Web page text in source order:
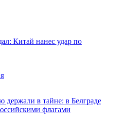
Китай нанес удар по
держали в тайне: в Белграде
флагами